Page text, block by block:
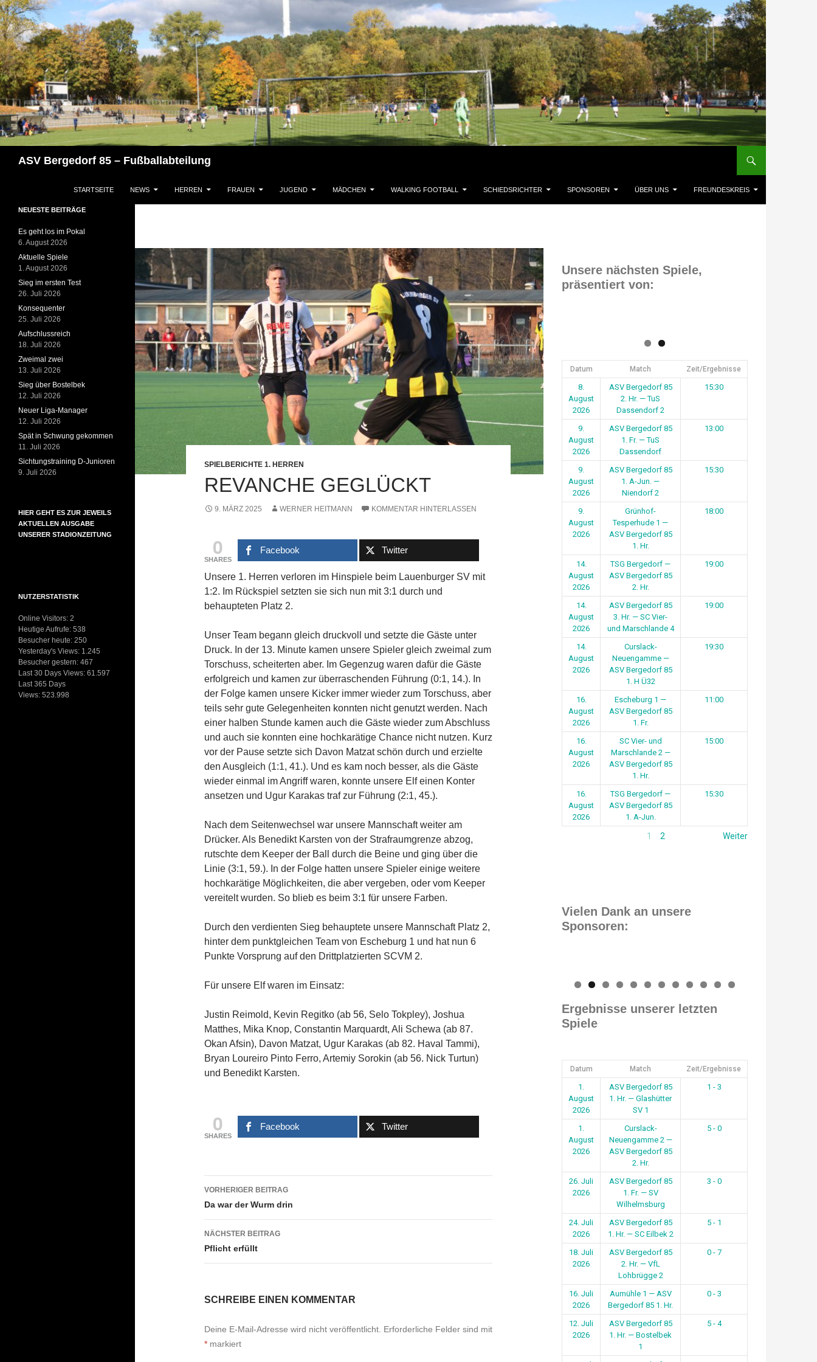
Zum
Inhalt
springen
ASV Bergedorf 85 – Fußballabteilung
STARTSEITE NEWS HERREN FRAUEN JUGEND MÄDCHEN WALKING FOOTBALL SCHIEDSRICHTER SPONSOREN ÜBER UNS FREUNDESKREIS
SPIELBERICHTE 1. HERREN
REVANCHE GEGLÜCKT
9. MÄRZ 2025 WERNER HEITMANN KOMMENTAR HINTERLASSEN
0
SHARES
Facebook Twitter
Unsere 1. Herren verloren im Hinspiele beim Lauenburger SV mit
1:2. Im Rückspiel setzten sie sich nun mit 3:1 durch und
behaupteten Platz 2.
Unser Team begann gleich druckvoll und setzte die Gäste unter
Druck. In der 13. Minute kamen unsere Spieler gleich zweimal zum
Torschuss, scheiterten aber. Im Gegenzug waren dafür die Gäste
erfolgreich und kamen zur überraschenden Führung (0:1, 14.). In
der Folge kamen unsere Kicker immer wieder zum Torschuss, aber
teils sehr gute Gelegenheiten konnten nicht genutzt werden. Nach
einer halben Stunde kamen auch die Gäste wieder zum Abschluss
und auch sie konnten eine hochkarätige Chance nicht nutzen. Kurz
vor der Pause setzte sich Davon Matzat schön durch und erzielte
den Ausgleich (1:1, 41.). Und es kam noch besser, als die Gäste
wieder einmal im Angriff waren, konnte unsere Elf einen Konter
ansetzen und Ugur Karakas traf zur Führung (2:1, 45.).
Nach dem Seitenwechsel war unsere Mannschaft weiter am
Drücker. Als Benedikt Karsten von der Strafraumgrenze abzog,
rutschte dem Keeper der Ball durch die Beine und ging über die
Linie (3:1, 59.). In der Folge hatten unsere Spieler einige weitere
hochkarätige Möglichkeiten, die aber vergeben, oder vom Keeper
vereitelt wurden. So blieb es beim 3:1 für unsere Farben.
Durch den verdienten Sieg behauptete unsere Mannschaft Platz 2,
hinter dem punktgleichen Team von Escheburg 1 und hat nun 6
Punkte Vorsprung auf den Drittplatzierten SCVM 2.
Für unsere Elf waren im Einsatz:
Justin Reimold, Kevin Regitko (ab 56, Selo Tokpley), Joshua
Matthes, Mika Knop, Constantin Marquardt, Ali Schewa (ab 87.
Okan Afsin), Davon Matzat, Ugur Karakas (ab 82. Haval Tammi),
Bryan Loureiro Pinto Ferro, Artemiy Sorokin (ab 56. Nick Turtun)
und Benedikt Karsten.
0
SHARES
Facebook Twitter
Beitragsnavigation
VORHERIGER BEITRAG
Da war der Wurm drin
NÄCHSTER BEITRAG
Pflicht erfüllt
SCHREIBE EINEN KOMMENTAR
Deine E-Mail-Adresse wird nicht veröffentlicht. Erforderliche Felder sind mit
* markiert
Unsere nächsten Spiele,
präsentiert von:
Datum Match Zeit/Ergebnisse
8.
August
2026
ASV Bergedorf 85
2. Hr. — TuS
Dassendorf 2
15:30
9.
August
2026
ASV Bergedorf 85
1. Fr. — TuS
Dassendorf
13:00
9.
August
2026
ASV Bergedorf 85
1. A-Jun. —
Niendorf 2
15:30
9.
August
2026
Grünhof-
Tesperhude 1 —
ASV Bergedorf 85
1. Hr.
18:00
14.
August
2026
TSG Bergedorf —
ASV Bergedorf 85
2. Hr.
19:00
14.
August
2026
ASV Bergedorf 85
3. Hr. — SC Vier-
und Marschlande 4
19:00
14.
August
2026
Curslack-
Neuengamme —
ASV Bergedorf 85
1. H Ü32
19:30
16.
August
2026
Escheburg 1 —
ASV Bergedorf 85
1. Fr.
11:00
16.
August
2026
SC Vier- und
Marschlande 2 —
ASV Bergedorf 85
1. Hr.
15:00
16.
August
2026
TSG Bergedorf —
ASV Bergedorf 85
1. A-Jun.
15:30
1 2 Weiter
Vielen Dank an unsere
Sponsoren:
0 1 2
Ergebnisse unserer letzten
Spiele
Datum Match Zeit/Ergebnisse
1.
August
2026
ASV Bergedorf 85
1. Hr. — Glashütter
SV 1
1 - 3
1.
August
2026
Curslack-
Neuengamme 2 —
ASV Bergedorf 85
2. Hr.
5 - 0
26. Juli
2026
ASV Bergedorf 85
1. Fr. — SV
Wilhelmsburg
3 - 0
24. Juli
2026
ASV Bergedorf 85
1. Hr. — SC Eilbek 2
5 - 1
18. Juli
2026
ASV Bergedorf 85
2. Hr. — VfL
Lohbrügge 2
0 - 7
16. Juli
2026
Aumühle 1 — ASV
Bergedorf 85 1. Hr.
0 - 3
12. Juli
2026
ASV Bergedorf 85
1. Hr. — Bostelbek
1
5 - 4
NEUESTE BEITRÄGE
Es geht los im Pokal
6. August 2026
Aktuelle Spiele
1. August 2026
Sieg im ersten Test
26. Juli 2026
Konsequenter
25. Juli 2026
Aufschlussreich
18. Juli 2026
Zweimal zwei
13. Juli 2026
Sieg über Bostelbek
12. Juli 2026
Neuer Liga-Manager
12. Juli 2026
Spät in Schwung gekommen
11. Juli 2026
Sichtungstraining D-Junioren
9. Juli 2026
HIER GEHT ES ZUR JEWEILS
AKTUELLEN AUSGABE
UNSERER STADIONZEITUNG
NUTZERSTATISTIK
Online Visitors: 2
Heutige Aufrufe: 538
Besucher heute: 250
Yesterday's Views: 1.245
Besucher gestern: 467
Last 30 Days Views: 61.597
Last 365 Days
Views: 523.998